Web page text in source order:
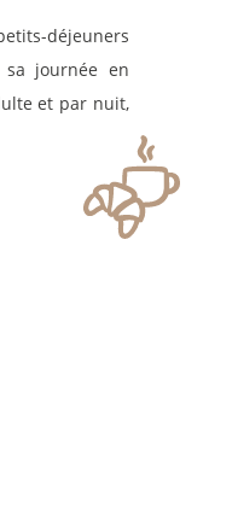
déjeuners
sa journée en
et par nuit,